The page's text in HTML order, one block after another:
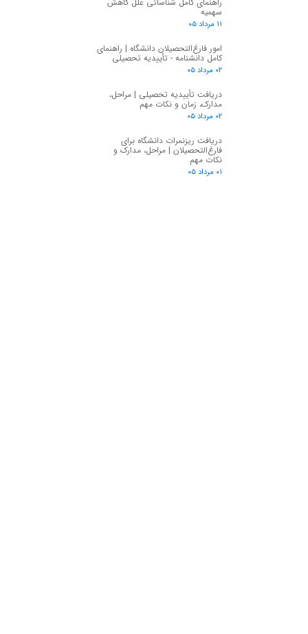
سهمیه
۱۱ مرداد ۰۵
امور فارغ‌التحصیلان دانشگاه | راهنمای
کامل دانشنامه - تأییدیه تحصیلی
۰۲ مرداد ۰۵
دریافت تأییدیه تحصیلی | مراحل،
مدارک، زمان و نکات مهم
۰۲ مرداد ۰۵
دریافت ریزنمرات دانشگاه برای
فارغ‌التحصیلان | مراحل، مدارک و
نکات مهم
۰۱ مرداد ۰۵